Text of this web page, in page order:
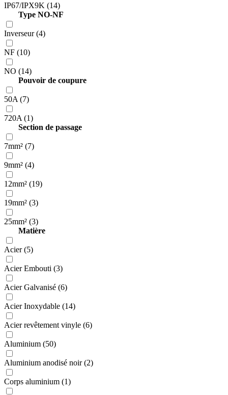
IP67/IPX9K (14)
Type NO-NF
Inverseur (4)
NF (10)
NO (14)
Pouvoir de coupure
50A (7)
720A (1)
Section de passage
7mm² (7)
9mm² (4)
12mm² (19)
19mm² (3)
25mm² (3)
Matière
Acier (5)
Acier Embouti (3)
Acier Galvanisé (6)
Acier Inoxydable (14)
Acier revêtement vinyle (6)
Aluminium (50)
Aluminium anodisé noir (2)
Corps aluminium (1)